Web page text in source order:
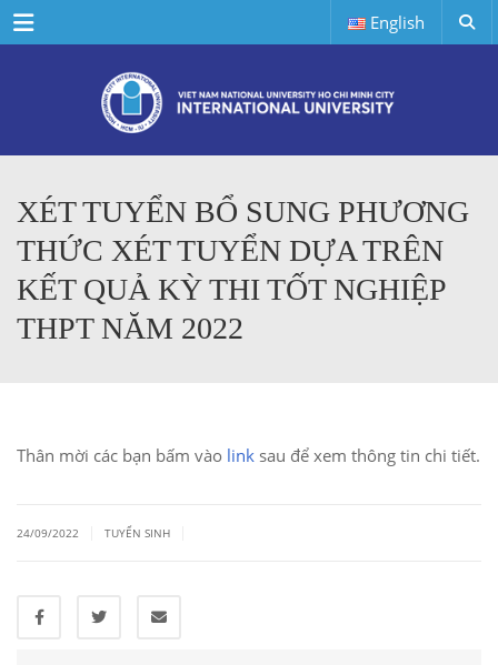
Menu English
XÉT TUYỂN BỔ SUNG PHƯƠNG
THỨC XÉT TUYỂN DỰA TRÊN
KẾT QUẢ KỲ THI TỐT NGHIỆP
THPT NĂM 2022
Thân mời các bạn bấm vào link sau để xem thông tin chi tiết.
24/09/2022 TUYỂN SINH